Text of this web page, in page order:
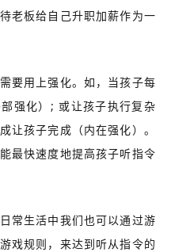
老板给自己升职加薪作为一
要用上强化。如，当孩子每
强化）; 或让孩子执行复杂
让孩子完成（内在强化）。
最快速度地提高孩子听指令
常生活中我们也可以通过游
戏规则，来达到听从指令的